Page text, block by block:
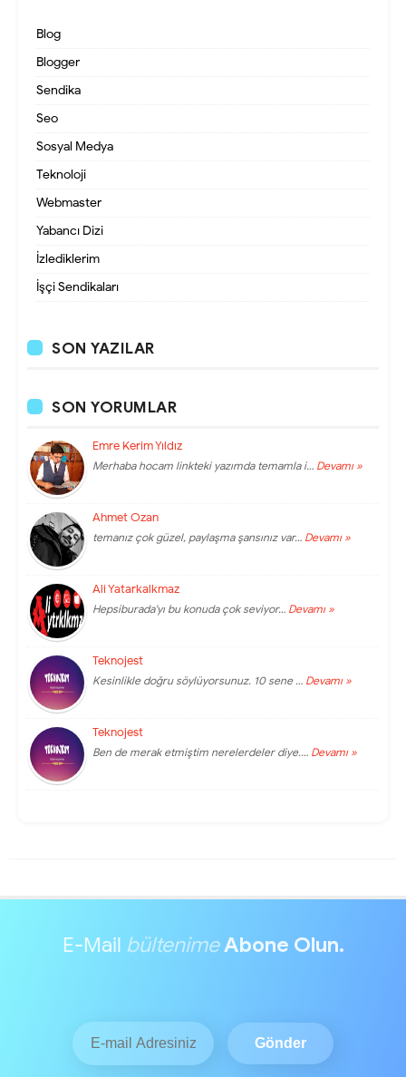
Blog
Blogger
Sendika
Seo
Sosyal Medya
Teknoloji
Webmaster
Yabancı Dizi
İzlediklerim
İşçi Sendikaları
SON YAZILAR
SON YORUMLAR
Emre Kerim Yıldız
Merhaba hocam linkteki yazımda temamla i… Devamı »
Ahmet Ozan
temanız çok güzel, paylaşma şansınız var… Devamı »
Ali Yatarkalkmaz
Hepsiburada'yı bu konuda çok seviyor… Devamı »
Teknojest
Kesinlikle doğru söylüyorsunuz. 10 sene … Devamı »
Teknojest
Ben de merak etmiştim nerelerdeler diye.… Devamı »
E-Mail bültenimeAbone Olun.